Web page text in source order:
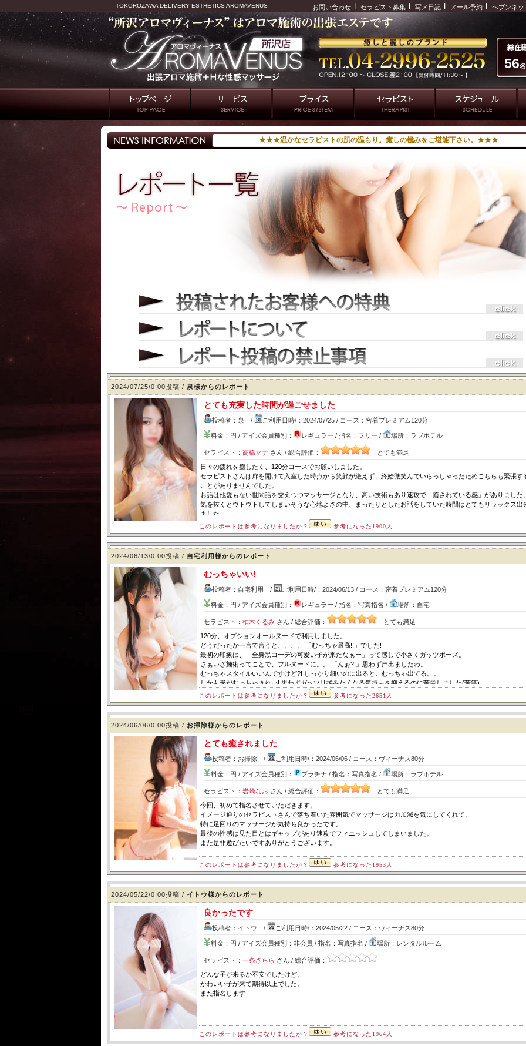
TOKOROZAWA DELIVERY ESTHETICS AROMAVENUS ヘブンネッ
メール予約
写メ日記
セラピスト募集
お問い合わせ
56名
★★★温かなセラピストの肌の温もり。癒しの極みをご堪能下さい。★★★
2024/07/25/0:00投稿 / 泉様からのレポート
とても充実した時間が過ごせました
投稿者：泉 / ご利用日時/：2024/07/25 / コース：密着プレミアム120分
料金：円 / アイズ会員種別： レギュラー / 指名：フリー / 場所：ラブホテル
セラピスト： 高橋マナ さん / 総合評価：
とても満足
日々の疲れを癒したく、120分コースでお願いしました。
セラピストさんは扉を開けて入室した時点から笑顔が絶えず、終始微笑んでいらっしゃったためこちらも緊張す
ことがありませんでした。
お話は他愛もない世間話を交えつつマッサージとなり、高い技術もあり速攻で「癒されている感」がありました
気を抜くとウトウトしてしまいそうな心地よさの中、まったりとしたお話をしていた時間はとてもリラックス出
ました。
最初から最後まで十二分に満足でき、とても充実した時間を過ごさせていただきました。
このレポートは参考になりましたか？ 参考になった1900人
2024/06/13/0:00投稿 / 自宅利用様からのレポート
むっちゃいい!
投稿者：自宅利用 / ご利用日時/：2024/06/13 / コース：密着プレミアム120分
料金：円 / アイズ会員種別： レギュラー / 指名：写真指名 / 場所：自宅
セラピスト： 柚木くるみさん / 総合評価：
とても満足
120分、オプションオールヌードで利用しました。
どうだったか一言で言うと、、、、 「むっちゃ最高!!」でした!
最初の印象は、「全身黒コーデの可愛い子が来たなぁー」って感じで小さくガッツポーズ。
さぁいざ施術ってことで、フルヌードに。。 「んぉ?!」思わず声出ましたわ。
むっちゃスタイルいいんですけど?! しっかり細いのに出るとこむっちゃ出てる。。
しかも形がむっちゃきれい! 思わずガッツリ揉みたくなる気持ちを抑えるのに苦労しました(苦笑)
前半のマッサージは未経験って事でしたが、一生懸命、丁寧に施術してくれました。
うん、好印象! 後半は、、、想像にお任せしますが、むっちゃ可愛いスタイル抜群の子がやらしく施術してくれ
て、
控えめに言って最高じゃね?
テク含め、大満足でした 絶対リピートしようと思います!!
このレポートは参考になりましたか？ 参考になった2651人
2024/06/06/0:00投稿 / お掃除様からのレポート
とても癒されました
投稿者：お掃除 / ご利用日時/：2024/06/06 / コース：ヴィーナス80分
料金：円 / アイズ会員種別： プラチナ / 指名：写真指名 / 場所：ラブホテル
セラピスト： 岩崎なお さん / 総合評価：
とても満足
今回、初めて指名させていただきます。
イメージ通りのセラピストさんで落ち着いた雰囲気でマッサージは力加減を気にしてくれて、
特に足回りのマッサージが気持ち良かったです。
最後の性感は見た目とはギャップがあり速攻でフィニッシュしてしまいました。
また是非遊びたいですありがとうございます。
このレポートは参考になりましたか？ 参考になった1953人
2024/05/22/0:00投稿 / イトウ様からのレポート
良かったです
投稿者：イトウ / ご利用日時/：2024/05/22 / コース：ヴィーナス80分
料金：円 / アイズ会員種別：非会員 / 指名：写真指名 / 場所：レンタルルーム
セラピスト： 一条さらら さん / 総合評価：
どんな子が来るか不安でしたけど、
かわいい子が来て期待以上でした。
また指名します
このレポートは参考になりましたか？ 参考になった1964人